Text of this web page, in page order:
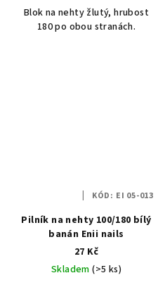
Blok na nehty žlutý, hrubost
180 po obou stranách.
Pilník na nehty 100/180 bílý
banán Enii nails
27 Kč
Skladem(>5 ks)
KÓD: EI 05-013